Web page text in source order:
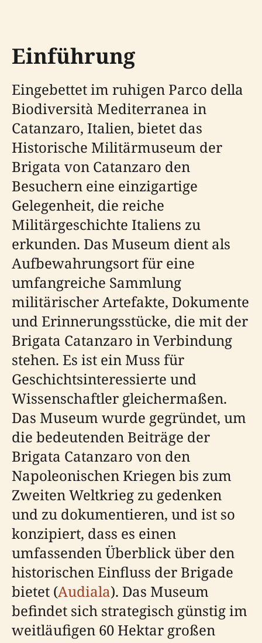
Einführung
Eingebettet im ruhigen Parco della
Biodiversità Mediterranea in
Catanzaro, Italien, bietet das
Historische Militärmuseum der
Brigata von Catanzaro den
Besuchern eine einzigartige
Gelegenheit, die reiche
Militärgeschichte Italiens zu
erkunden. Das Museum dient als
Aufbewahrungsort für eine
umfangreiche Sammlung
militärischer Artefakte, Dokumente
und Erinnerungsstücke, die mit der
Brigata Catanzaro in Verbindung
stehen. Es ist ein Muss für
Geschichtsinteressierte und
Wissenschaftler gleichermaßen.
Das Museum wurde gegründet, um
die bedeutenden Beiträge der
Brigata Catanzaro von den
Napoleonischen Kriegen bis zum
Zweiten Weltkrieg zu gedenken
und zu dokumentieren, und ist so
konzipiert, dass es einen
umfassenden Überblick über den
historischen Einfluss der Brigade
bietet (Audiala). Das Museum
befindet sich strategisch günstig im
weitläufigen 60 Hektar großen